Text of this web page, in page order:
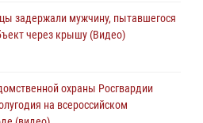
задержали мужчину, пытавшегося
через крышу (Видео)
охраны Росгвардии
на всероссийском